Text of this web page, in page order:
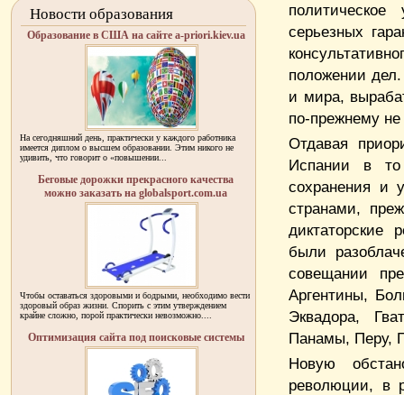
серьезных
положении
и мира,
по-прежнему не
Отдавая
Испании в
сохранения и
странами,
диктаторские
были
совещании
Аргентины,
Эквадора,
Панамы, Перу,
Новую
революции, в
Новости образования
Образование в США на сайте a-priori.kiev.ua
На сегодняшний день, практически у каждого работника
имеется диплом о высшем образовании. Этим никого не
удивить, что говорит о «повышении...
Беговые дорожки прекрасного качества
можно заказать на globalsport.com.ua
Чтобы оставаться здоровыми и бодрыми, необходимо вести
здоровый образ жизни. Спорить с этим утверждением
крайне сложно, порой практически невозможно....
Оптимизация сайта под поисковые системы